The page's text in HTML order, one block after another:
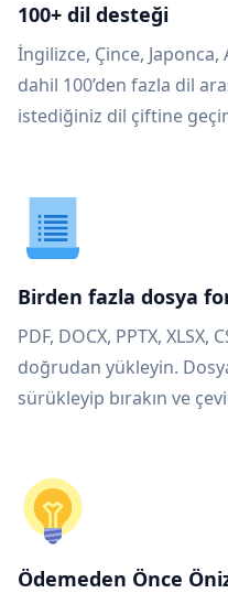
100+ dil desteği
İngilizce, Çince, Japonca,
dahil 100’den fazla dil
istediğiniz dil çiftine
Birden fazla dosya
PDF, DOCX, PPTX, XLSX,
doğrudan yükleyin.
sürükleyip bırakın ve
Ödemeden Önce